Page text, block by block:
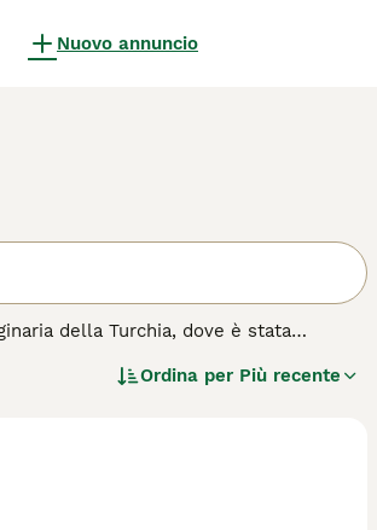
Nuovo annuncio
della Turchia, dove è stata
per la sua lealtà, indipendenza
ampi, richiede esercizio regolare e
razza.
Ordina per Più recente